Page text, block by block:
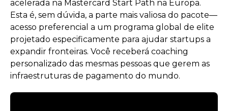
acelerada na Mastercard Start Path na Europa.
Esta é, sem dúvida, a parte mais valiosa do pacote—
acesso preferencial a um programa global de elite
projetado especificamente para ajudar startups a
expandir fronteiras. Você receberá coaching
personalizado das mesmas pessoas que gerem as
infraestruturas de pagamento do mundo.